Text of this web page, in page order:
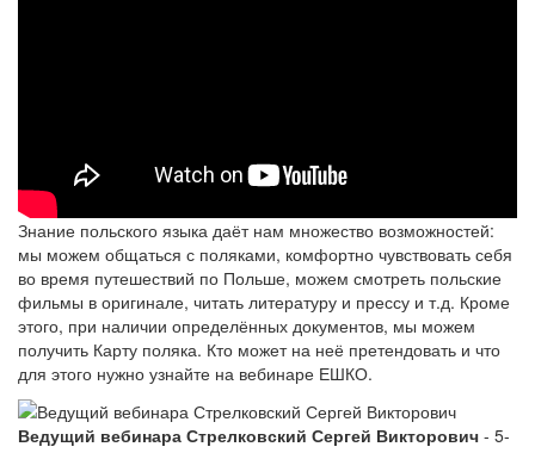
Знание польского языка даёт нам множество возможностей:
мы можем общаться с поляками, комфортно чувствовать себя
во время путешествий по Польше, можем смотреть польские
фильмы в оригинале, читать литературу и прессу и т.д. Кроме
этого, при наличии определённых документов, мы можем
получить Карту поляка. Кто может на неё претендовать и что
для этого нужно узнайте на вебинаре ЕШКО.​
Ведущий вебинара Стрелковский Сергей Викторович - 5-